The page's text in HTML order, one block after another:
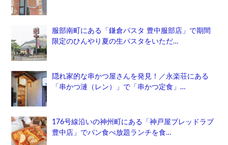
服部南町にある「鎌倉パスタ 豊中服部店」で期間
限定のひんやり夏の生パスタをいただ…
隠れ家的な串かつ屋さんを発見！／永楽荘にある
「串かつ漣（レン）」で「串かつ定食」…
176号線沿いの神州町にある「神戸屋ブレッドラブ
豊中店」でパン食べ放題ランチを食…